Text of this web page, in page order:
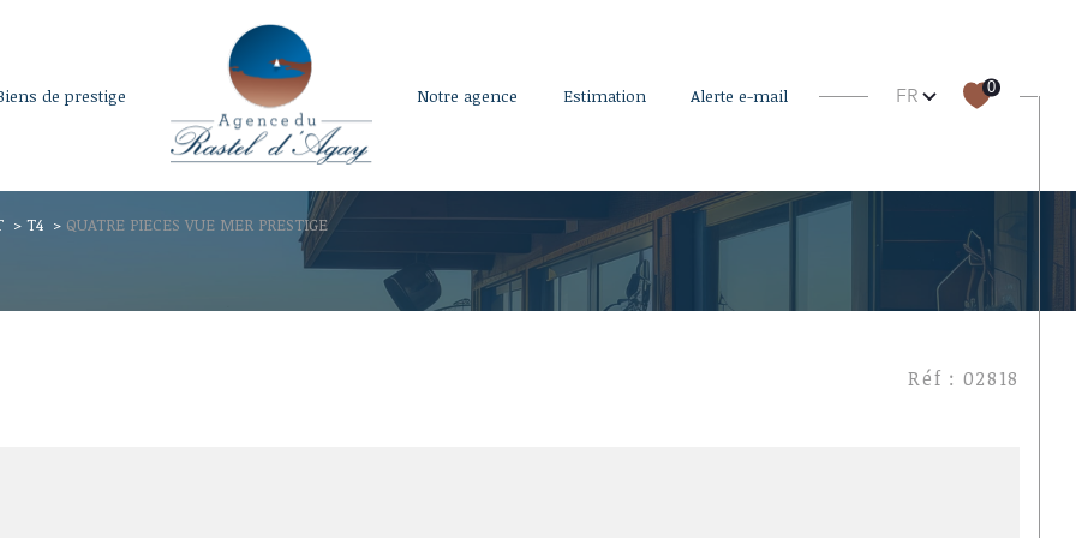
biens de prestige notre agence estimation alerte e-mail Langue
FR 0
Estimer
1
LOCALISATION BUDGET filtrer
voir les1annonces
T4 QUATRE PIECES VUE MER PRESTIGE
Réf : 02818